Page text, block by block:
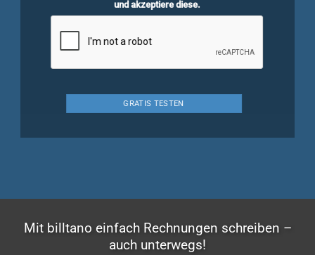
und akzeptiere diese.
Mit billtano einfach Rechnungen schreiben –
auch unterwegs!